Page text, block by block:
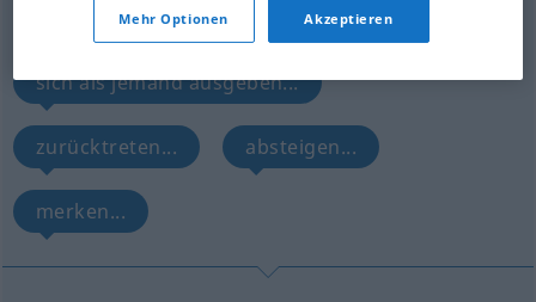
sich geschlagen geben...
sich als jemand ausgeben...
zurücktreten... absteigen...
merken...
Mehr Optionen Akzeptieren